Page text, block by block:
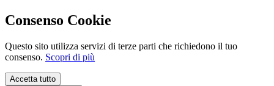
Consenso Cookie
Questo sito utilizza servizi di terze parti che richiedono il tuo
consenso. Scopri di più
Accetta tutto